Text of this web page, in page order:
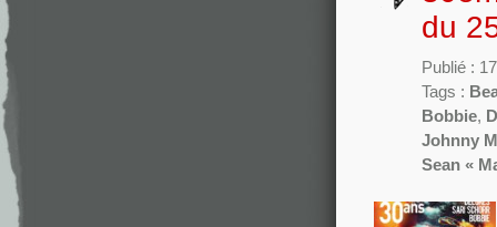
du
Publié :
Tags :
Bobbie,
Johnny
Sean «